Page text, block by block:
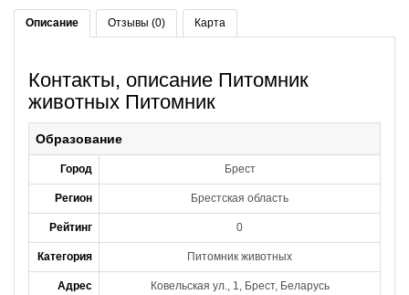
Описание Отзывы (0) Карта
Контакты, описание Питомник
животных Питомник
Образование
Город Брест
Регион Брестская область
Рейтинг 0
Категория Питомник животных
Адрес Ковельская ул., 1, Брест, Беларусь